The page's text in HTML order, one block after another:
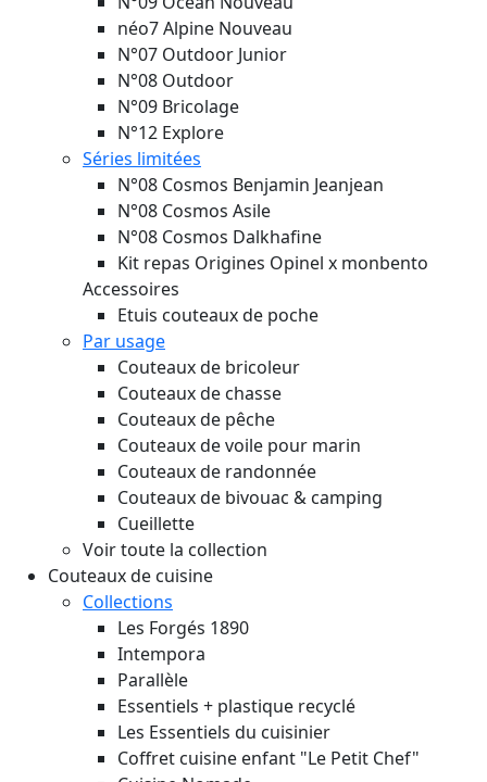
néo7 Alpine Nouveau
N°07 Outdoor Junior
N°08 Outdoor
N°09 Bricolage
N°12 Explore
Séries limitées
N°08 Cosmos Benjamin Jeanjean
N°08 Cosmos Asile
N°08 Cosmos Dalkhafine
Kit repas Origines Opinel x monbento
Accessoires
Etuis couteaux de poche
Par usage
Couteaux de bricoleur
Couteaux de chasse
Couteaux de pêche
Couteaux de voile pour marin
Couteaux de randonnée
Couteaux de bivouac & camping
Cueillette
Voir toute la collection
Couteaux de cuisine
Collections
Les Forgés 1890
Intempora
Parallèle
Essentiels + plastique recyclé
Les Essentiels du cuisinier
Coffret cuisine enfant "Le Petit Chef"